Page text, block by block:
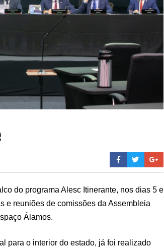
do programa Alesc Itinerante, nos dias 5 e
e reuniões de comissões da Assembleia
Álamos.
para o interior do estado, já foi realizado